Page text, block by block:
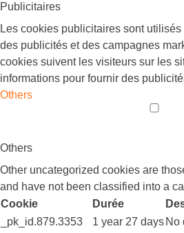
Publicitaires
Les cookies publicitaires sont
des publicités et des campagnes
cookies suivent les visiteurs sur les
informations pour fournir des
Others
Others
Other uncategorized cookies are
and have not been classified into a
Cookie
Durée
_pk_id.879.3353
1 year 27 days No